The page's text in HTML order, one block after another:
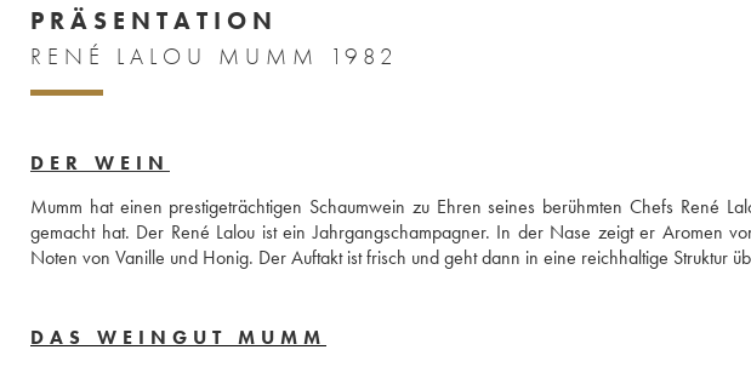
PRÄSENTATION
RENÉ LALOU MUMM 1982
DER WEIN
Mumm hat einen prestigeträchtigen Schaumwein zu Ehren seines berühmten Chefs René
gemacht hat. Der René Lalou ist ein Jahrgangschampagner. In der Nase zeigt er Aromen
Noten von Vanille und Honig. Der Auftakt ist frisch und geht dann in eine reichhaltige Struktur
DAS WEINGUT MUMM